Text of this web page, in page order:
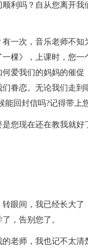
利吗？自从您离开
一次，音乐老师不
棵》，上课时，您
爱我们的妈妈的催
眷恋。无论我们走
能回封信吗?记得带上
您现在还在教我就好
眼间，我已经长大
，告别您了。
老师，我也记不太